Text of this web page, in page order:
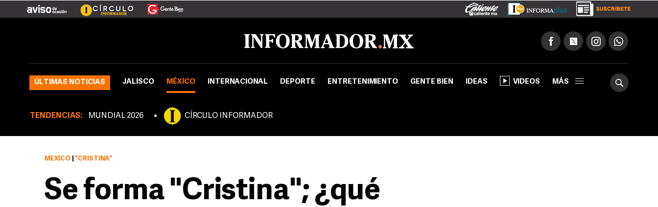
ÚLTIMAS NOTICIAS JALISCO MÉXICO INTERNACIONAL DEPORTE ENTRETENIMIENTO GENTE BIEN IDEAS VIDEOS MÁS
TENDENCIAS: MUNDIAL 2026 CÍRCULO INFORMADOR
MÉXICO "CRISTINA"
Se forma "Cristina"; ¿qué